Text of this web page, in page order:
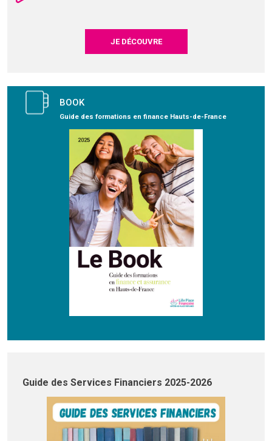
JE DÉCOUVRE
BOOK
Guide des formations en finance Hauts-de-France
Guide des Services Financiers 2025-2026